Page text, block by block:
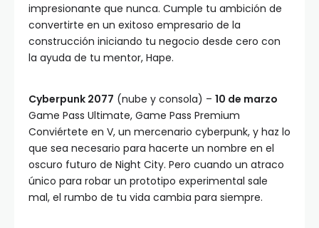
impresionante que nunca. Cumple tu ambición de
convertirte en un exitoso empresario de la
construcción iniciando tu negocio desde cero con
la ayuda de tu mentor, Hape.
Cyberpunk 2077 (nube y consola) – 10 de marzo
Game Pass Ultimate, Game Pass Premium
Conviértete en V, un mercenario cyberpunk, y haz lo
que sea necesario para hacerte un nombre en el
oscuro futuro de Night City. Pero cuando un atraco
único para robar un prototipo experimental sale
mal, el rumbo de tu vida cambia para siempre.